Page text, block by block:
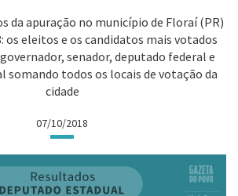
da apuração no município de Floraí (PR)
os eleitos e os candidatos mais votados
senador, deputado federal e
somando todos os locais de votação da
cidade
07/10/2018